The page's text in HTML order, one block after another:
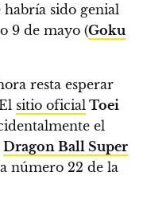
habría sido genial
9 de mayo (Goku
resta esperar
sitio oficial Toei
el
Dragon Ball Super
número 22 de la